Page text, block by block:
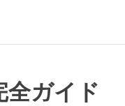
全ガイド